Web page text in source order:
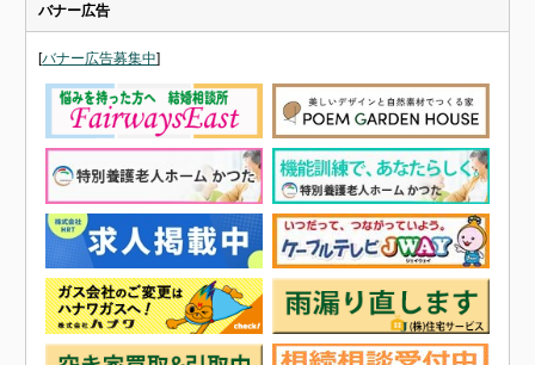
バナー広告
[バナー広告募集中]